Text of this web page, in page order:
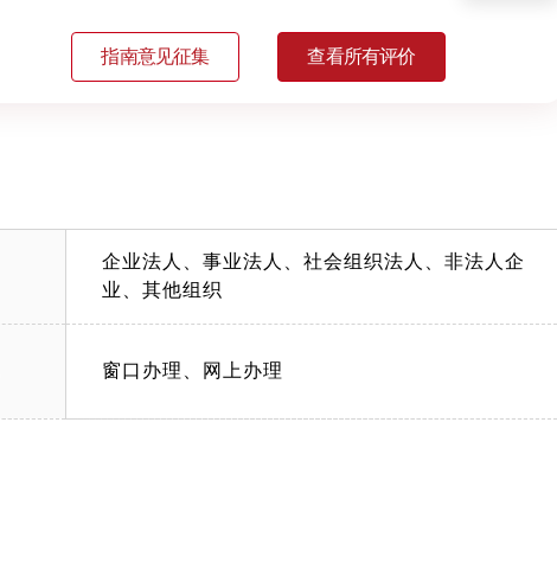
指南意见征集 查看所有评价
企业法人、事业法人、社会组织法人、非法人企
业、其他组织
窗口办理、网上办理